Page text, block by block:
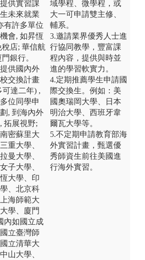
供實習課
未來就業
有許多單位
會, 如昇恆
稅店; 華信航
銀行。
供國內外
交換計畫
可達二年) ,
位同學申
, 到海內外
拓展視野;
密蘇里大
重大學、
曼大學、
子大學、
大學、印
、北京科
海師範大
學、廈門
內如國立成
立臺灣師
立清華大
山大學、
域學程、微學程，或
大一可申請雙主修、
輔系。
3.邀請業界優秀人士進
行協同教學，豐富課
程內容，提供與時並
進的學習軟實力。
4.定期推薦學生申請國
際交換生。例如：美
國奧瑞岡大學、日本
明治大學、西班牙韋
爾瓦大學等。
5.不定期申請教育部海
外實習計畫，甄選優
秀師資生前往美國進
行海外實習。